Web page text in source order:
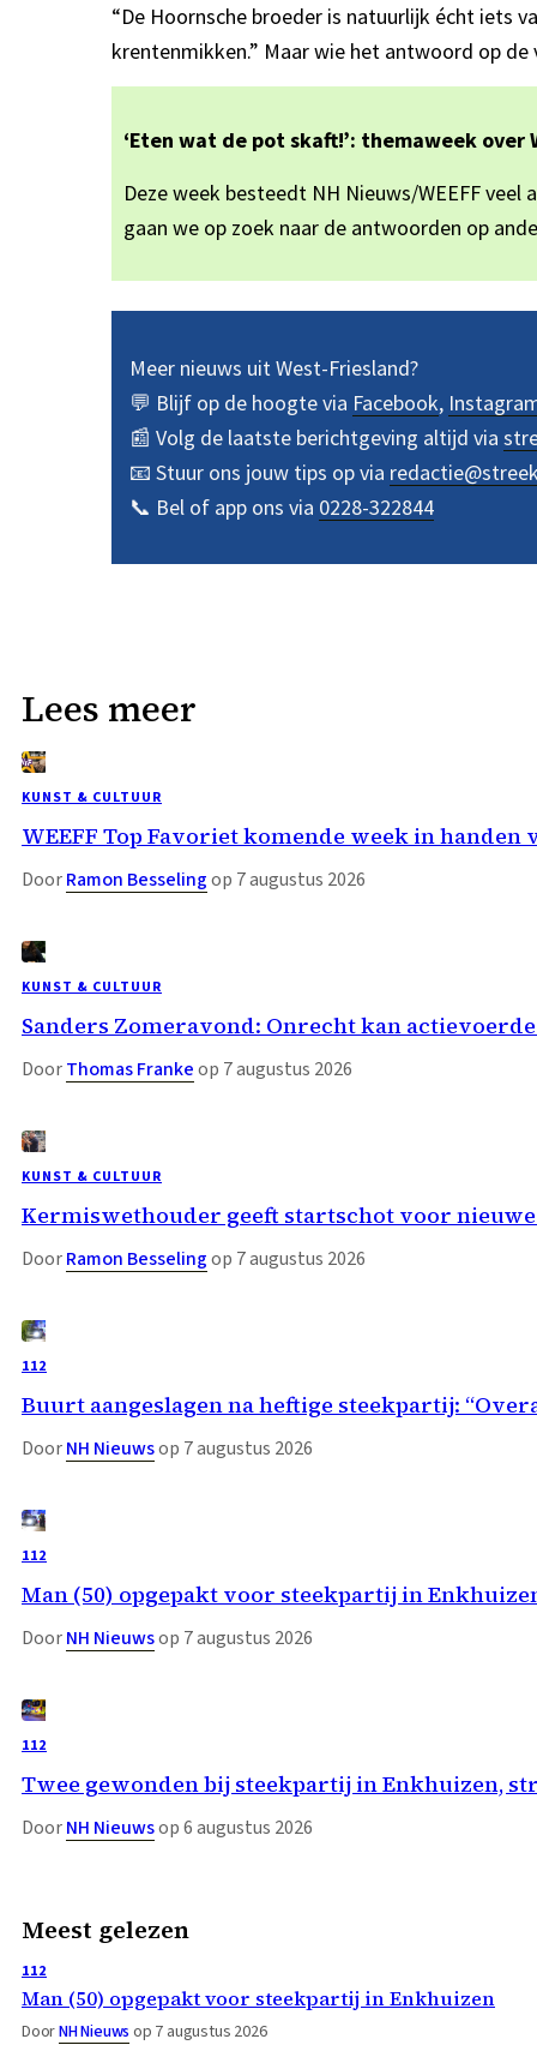
“De Hoornsche broeder is natuurlijk écht iets
krentenmikken.” Maar wie het antwoord op
‘Eten wat de pot skaft!’: themaweek over
Deze week besteedt NH Nieuws/WEEFF
gaan we op zoek naar de antwoorden op
Meer nieuws uit West-Friesland?
💬 Blijf op de hoogte via Facebook,
📰 Volg de laatste berichtgeving altijd via
📧 Stuur ons jouw tips op via
📞 Bel of app ons via 0228-322844
Lees meer
KUNST & CULTUUR
WEEFF Top Favoriet komende week in handen
DoorRamon Besselingop 7 augustus 2026
KUNST & CULTUUR
Sanders Zomeravond: Onrecht kan
DoorThomas Frankeop 7 augustus 2026
KUNST & CULTUUR
Kermiswethouder geeft startschot voor
DoorRamon Besselingop 7 augustus 2026
112
Buurt aangeslagen na heftige steekpartij:
DoorNH Nieuwsop 7 augustus 2026
112
Man (50) opgepakt voor steekpartij in
DoorNH Nieuwsop 7 augustus 2026
112
Twee gewonden bij steekpartij in Enkhuizen,
DoorNH Nieuwsop 6 augustus 2026
Meest gelezen
112
Man (50) opgepakt voor steekpartij in Enkhuizen
DoorNH Nieuws op 7 augustus 2026